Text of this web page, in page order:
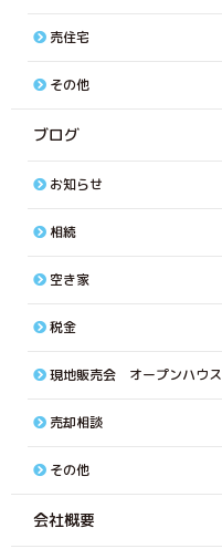
売住宅
その他
ブログ
お知らせ
相続
空き家
税金
現地販売会 オープンハウス
売却相談
その他
会社概要